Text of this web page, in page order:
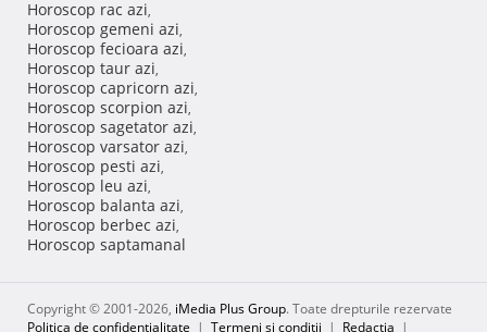
Horoscop rac azi,
Horoscop gemeni azi,
Horoscop fecioara azi,
Horoscop taur azi,
Horoscop capricorn azi,
Horoscop scorpion azi,
Horoscop sagetator azi,
Horoscop varsator azi,
Horoscop pesti azi,
Horoscop leu azi,
Horoscop balanta azi,
Horoscop berbec azi,
Horoscop saptamanal
Copyright © 2001-2026, iMedia Plus Group. Toate drepturile rezervate
Politica de confidențialitate | Termeni si conditii | Redacţia |